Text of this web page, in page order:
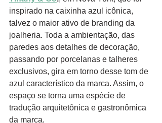
inspirado na caixinha azul icônica,
talvez o maior ativo de branding da
joalheria. Toda a ambientação, das
paredes aos detalhes de decoração,
passando por porcelanas e talheres
exclusivos, gira em torno desse tom de
azul característico da marca. Assim, o
espaço se torna uma espécie de
tradução arquitetônica e gastronômica
da marca.